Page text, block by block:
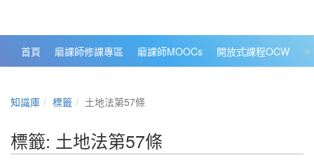
首頁 磨課師修課專區 磨課師MOOCs 開放式課程OCW
知識庫 標籤 土地法第57條
標籤: 土地法第57條